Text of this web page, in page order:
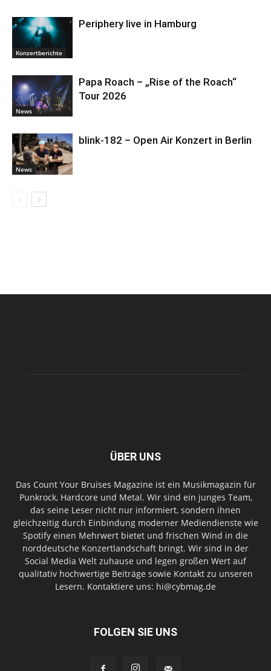
Konzertberichte
Periphery live in Hamburg
News
Papa Roach – „Rise of the Roach“
Tour 2026
News
blink-182 – Open Air Konzert in Berlin
ÜBER UNS
Das Count Your Bruises Magazine ist ein Musikmagazin für
Punkrock, Hardcore und Metal. Wir sind ein junges Team,
das seine Leser nicht nur informiert, sondern ihnen
gleichzeitig durch Einbindung moderner Mediendienste wie
Spotify einen Mehrwert bietet und frischen Wind in die
norddeutsche Konzertlandschaft bringt. Wir sind in der
Social Media Welt zuhause und legen großen Wert auf
qualitativ hochwertige Beiträge sowie Kontakt zu unseren
Lesern. Kontaktiere uns: hi@cybmag.de
FOLGEN SIE UNS